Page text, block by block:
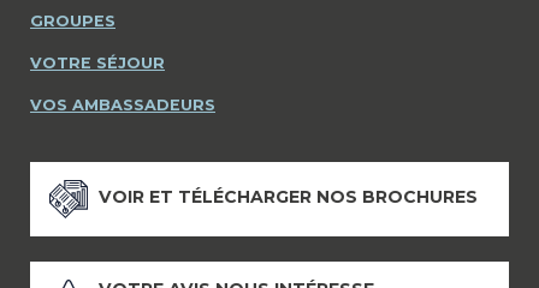
GROUPES
VOTRE SÉJOUR
VOS AMBASSADEURS
VOIR ET TÉLÉCHARGER NOS BROCHURES